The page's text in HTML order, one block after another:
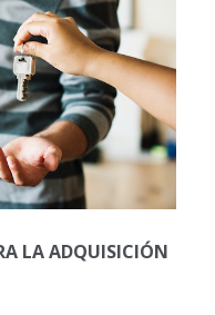
LA ADQUISICIÓN